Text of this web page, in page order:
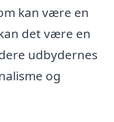
kan være en
det være en
udbydernes
og